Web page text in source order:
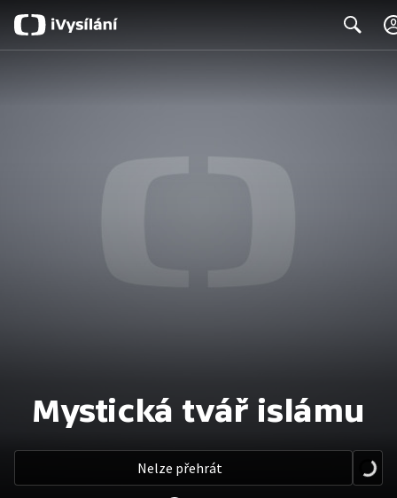
Mystická tvář islámu
Nelze přehrát